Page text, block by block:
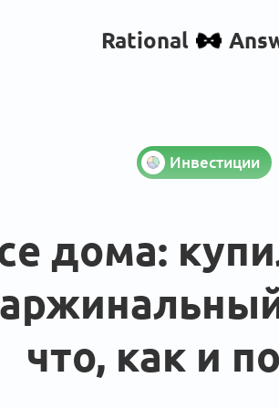
Rational
Инвестиции
дома:
что, как и